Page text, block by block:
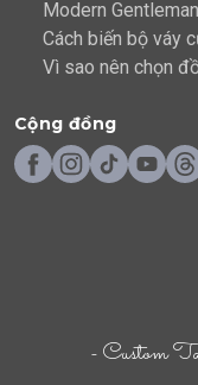
- Custom
Modern
Cách biến bộ váy
Vì sao nên chọn
Cộng đồng